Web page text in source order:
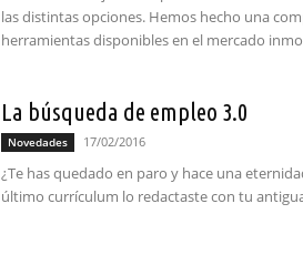
las distintas opciones. Hemos hecho una
herramientas disponibles en el mercado
La búsqueda de empleo 3.0
Novedades 17/02/2016
¿Te has quedado en paro y hace una
último currículum lo redactaste con tu